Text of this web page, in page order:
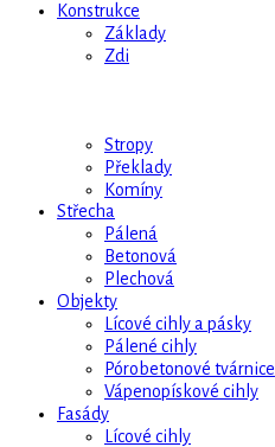
Konstrukce
Základy
Zdi
Stropy
Překlady
Komíny
Střecha
Pálená
Betonová
Plechová
Objekty
Lícové cihly a pásky
Pálené cihly
Pórobetonové tvárnice
Vápenopískové cihly
Fasády
Lícové cihly